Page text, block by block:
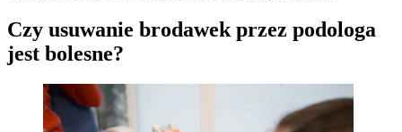
Czy usuwanie brodawek przez podologa
jest bolesne?